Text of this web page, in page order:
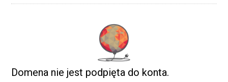
Domena nie jest podpięta do konta.